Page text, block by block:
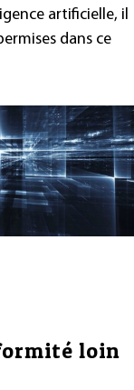
artificielle, il
dans ce
loin